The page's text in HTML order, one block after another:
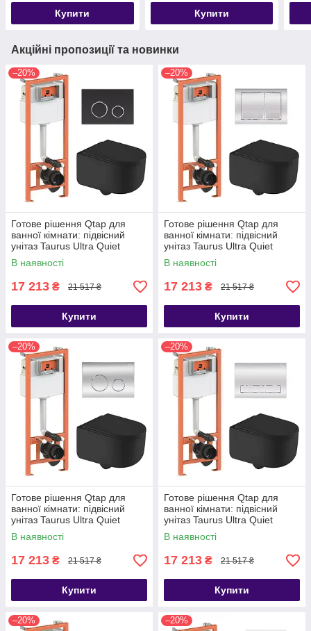
Купити Купити
Акційні пропозиції та новинки
–20%
Готове рішення Qtap для
ванної кімнати: підвісний
унітаз Taurus Ultra Quiet
490x360x380 + комплект
В наявності
17 213 ₴ 21 517 ₴
Купити
–20%
Готове рішення Qtap для
ванної кімнати: підвісний
унітаз Taurus Ultra Quiet
490x360x380 + комплект
В наявності
17 213 ₴ 21 517 ₴
Купити
–20%
Готове рішення Qtap для
ванної кімнати: підвісний
унітаз Taurus Ultra Quiet
490x360x380 + комплект
В наявності
17 213 ₴ 21 517 ₴
Купити
–20%
Готове рішення Qtap для
ванної кімнати: підвісний
унітаз Taurus Ultra Quiet
490x360x380 + комплект
В наявності
17 213 ₴ 21 517 ₴
Купити
–20% –20%